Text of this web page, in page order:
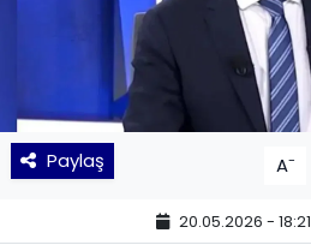
Paylaş A-
20.05.2026 - 18:21
SPOR
TEKNOLOJİ
Yaşam
YEREL POLİTİKA